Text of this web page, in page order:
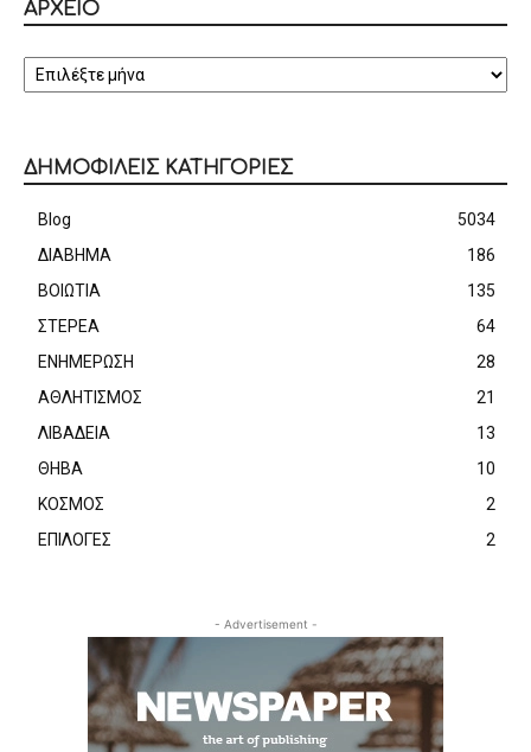
ΑΡΧΕΙΟ
ΑΡΧΕΙΟ
ΔΗΜΟΦΙΛΕΙΣ ΚΑΤΗΓΟΡΙΕΣ
Blog
5034
ΔΙΑΒΗΜΑ
186
ΒΟΙΩΤΙΑ
135
ΣΤΕΡΕΑ
64
ΕΝΗΜΕΡΩΣΗ
28
ΑΘΛΗΤΙΣΜΟΣ
21
ΛΙΒΑΔΕΙΑ
13
ΘΗΒΑ
10
ΚΟΣΜΟΣ
2
ΕΠΙΛΟΓΕΣ
2
- Advertisement -